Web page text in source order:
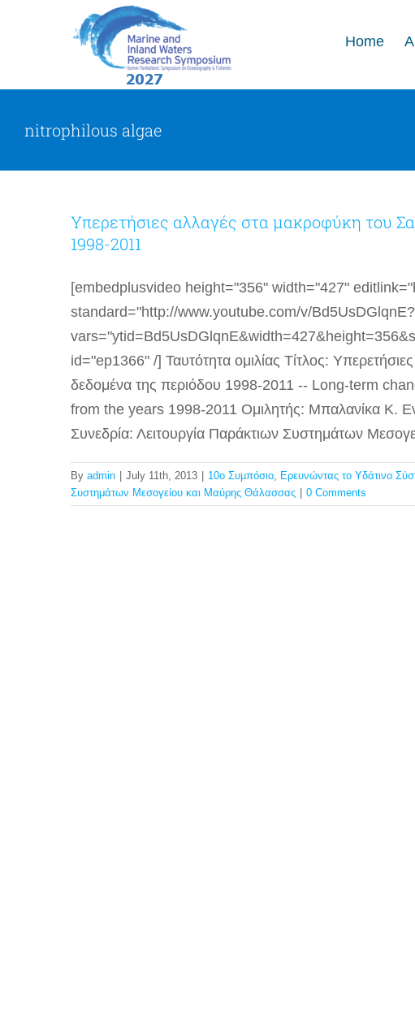
Home
nitrophilous algae
Υπερετήσιες αλλαγές στα μακροφύκη του
1998-2011
[embedplusvideo height="356" width="427"
standard="http://www.youtube.com/v/
id="ep1366" /] Ταυτότητα ομιλίας Τίτλος:
δεδομένα της περιόδου 1998-2011 -- Long-term
from the years 1998-2011 Ομιλητής: Μπαλανίκα Κ.
Συνεδρία: Λειτουργία Παράκτιων Συστημάτων
By admin July 11th, 2013 10ο Συμπόσιο, Ερευνώντας το Υδάτινο
Συστημάτων Μεσογείου και Μαύρης Θάλασσας
0 Comments